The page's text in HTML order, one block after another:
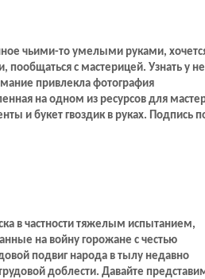
чьими-то умелыми руками,
пообщаться с мастерицей. Узнать у
привлекла фотография
на одном из ресурсов для
и букет гвоздик в руках. Подпись
в частности тяжелым испытанием,
на войну горожане с честью
подвиг народа в тылу недавно
доблести. Давайте